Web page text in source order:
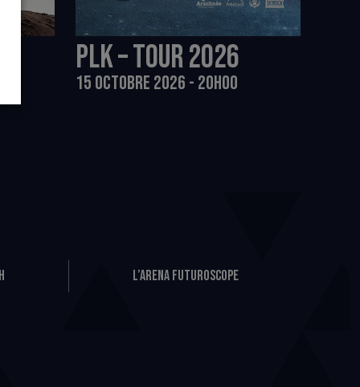
PLK – TOUR 2026
15 OCTOBRE 2026 - 20H00
L’Arena Futuroscope